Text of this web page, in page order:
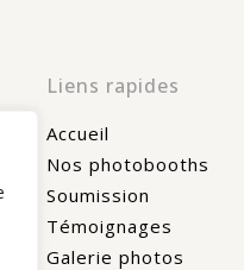
Liens rapides
Accueil
Nos photobooths
Soumission
Témoignages
Galerie photos